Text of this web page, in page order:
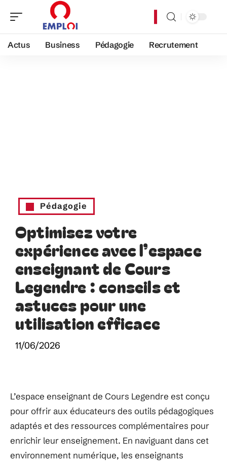
Actus Business Pédagogie Recrutement
Pédagogie
Optimisez votre
expérience avec l’espace
enseignant de Cours
Legendre : conseils et
astuces pour une
utilisation efficace
11/06/2026
L’espace enseignant de Cours Legendre est conçu
pour offrir aux éducateurs des outils pédagogiques
adaptés et des ressources complémentaires pour
enrichir leur enseignement. En naviguant dans cet
environnement numérique, les enseignants